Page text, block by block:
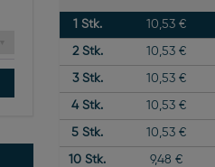
1 Stk. 10,53 €
2Stk. 10,53 €
3Stk. 10,53 €
4Stk. 10,53 €
5 Stk. 10,53 €
10 Stk. 9,48 €